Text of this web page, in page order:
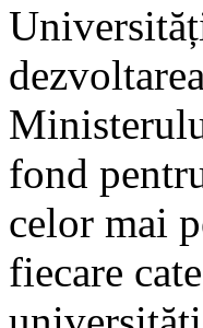
fond
celor mai
fiecare